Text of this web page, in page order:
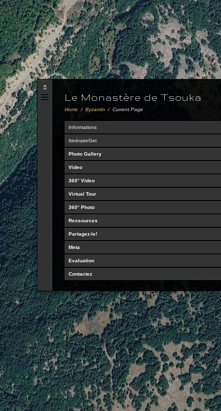
Le Monastère de Tsouka
Home / Byzantin / Current Page
Informations
ItinéraireGet
Photo Gallery
Video
360° Video
Virtual Tour
360° Photo
Ressources
Partagez-le!
Meta
Evaluation
Contactez